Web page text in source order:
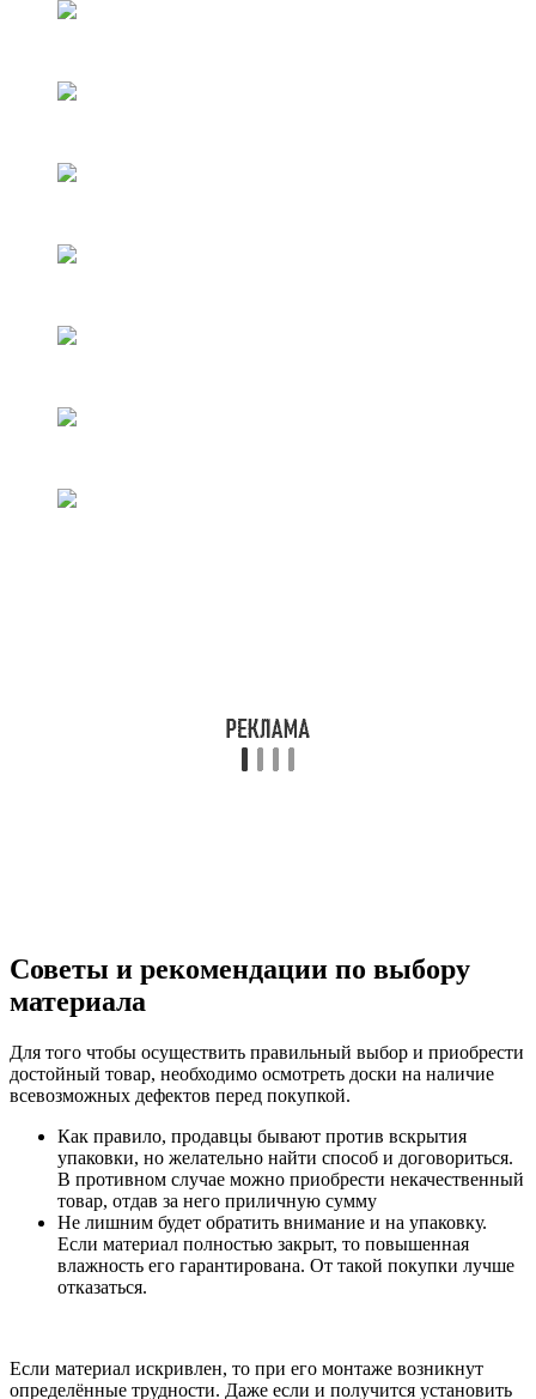
Советы и рекомендации по выбору
материала
Для того чтобы осуществить правильный выбор и приобрести
достойный товар, необходимо осмотреть доски на наличие
всевозможных дефектов перед покупкой.
Как правило, продавцы бывают против вскрытия
упаковки, но желательно найти способ и договориться.
В противном случае можно приобрести некачественный
товар, отдав за него приличную сумму
Не лишним будет обратить внимание и на упаковку.
Если материал полностью закрыт, то повышенная
влажность его гарантирована. От такой покупки лучше
отказаться.
Если материал искривлен, то при его монтаже возникнут
определённые трудности. Даже если и получится установить